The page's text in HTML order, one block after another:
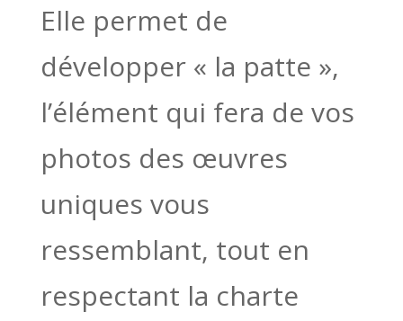
Elle permet de
développer « la patte »,
l’élément qui fera de vos
photos des œuvres
uniques vous
ressemblant, tout en
respectant la charte